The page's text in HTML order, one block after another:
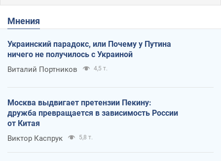
Мнения
Украинский парадокс, или Почему у Путина
ничего не получилось с Украиной
Виталий Портников 4,5 т.
Москва выдвигает претензии Пекину:
дружба превращается в зависимость России
от Китая
Виктор Каспрук 5,8 т.